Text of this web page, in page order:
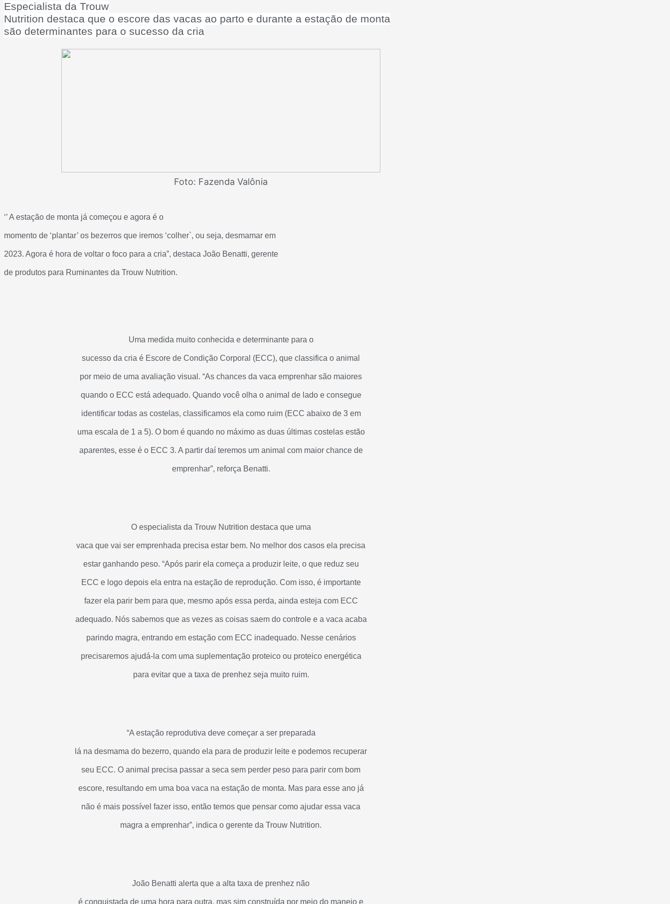
Especialista da Trouw
Nutrition destaca que o escore das vacas ao parto e durante a estação de monta
são determinantes para o sucesso da cria
Foto: Fazenda Valônia
‘’ A estação de monta já começou e agora é o
momento de ‘plantar’ os bezerros que iremos ‘colher`, ou seja, desmamar em
2023. Agora é hora de voltar o foco para a cria”, destaca João Benatti, gerente
de produtos para Ruminantes da Trouw Nutrition.
Uma medida muito conhecida e determinante para o
sucesso da cria é Escore de Condição Corporal (ECC), que classifica o animal
por meio de uma avaliação visual. “As chances da vaca emprenhar são maiores
quando o ECC está adequado. Quando você olha o animal de lado e consegue
identificar todas as costelas, classificamos ela como ruim (ECC abaixo de 3 em
uma escala de 1 a 5). O bom é quando no máximo as duas últimas costelas estão
aparentes, esse é o ECC 3. A partir daí teremos um animal com maior chance de
emprenhar”, reforça Benatti.
O especialista da Trouw Nutrition destaca que uma
vaca que vai ser emprenhada precisa estar bem. No melhor dos casos ela precisa
estar ganhando peso. “Após parir ela começa a produzir leite, o que reduz seu
ECC e logo depois ela entra na estação de reprodução. Com isso, é importante
fazer ela parir bem para que, mesmo após essa perda, ainda esteja com ECC
adequado. Nós sabemos que as vezes as coisas saem do controle e a vaca acaba
parindo magra, entrando em estação com ECC inadequado. Nesse cenários
precisaremos ajudá-la com uma suplementação proteico ou proteico energética
para evitar que a taxa de prenhez seja muito ruim.
“A estação reprodutiva deve começar a ser preparada
lá na desmama do bezerro, quando ela para de produzir leite e podemos recuperar
seu ECC. O animal precisa passar a seca sem perder peso para parir com bom
escore, resultando em uma boa vaca na estação de monta. Mas para esse ano já
não é mais possível fazer isso, então temos que pensar como ajudar essa vaca
magra a emprenhar”, indica o gerente da Trouw Nutrition.
João Benatti alerta que a alta taxa de prenhez não
é conquistada de uma hora para outra, mas sim construída por meio do manejo e